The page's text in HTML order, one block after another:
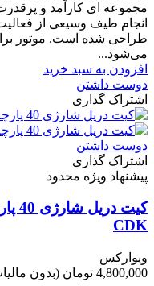
مجموعه ای کارآمد و
انجام طیف وسیعی از
طراحی شده است. موتور
می‌شود...
افزودن به سبد خرید
دوست داشتن
اشتراک گذاری
دوست داشتن
اشتراک گذاری
پیشنهاد ویژه محدود
CDK
ویوارکس
4,800,000 تومان
(بدون